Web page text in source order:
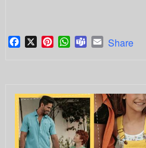
Facebook
X PinterestWhatsApp
TeamsEmail
Share